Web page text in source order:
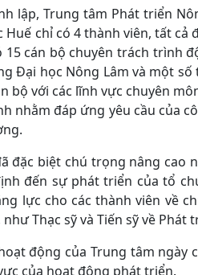
lập, Trung tâm Phát triển
Huế chỉ có 4 thành viên, tất
cán bộ chuyên trách trình
Đại học Nông Lâm và một
bộ với các lĩnh vực chuyên
nhằm đáp ứng yêu cầu của
đặc biệt chú trọng nâng cao
đến sự phát triển của tổ
lực cho các thành viên về
như Thạc sỹ và Tiến sỹ về
động của Trung tâm
của hoạt động phát triển.